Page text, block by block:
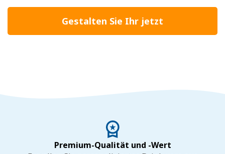
Gestalten Sie Ihr jetzt
Premium-Qualität und -Wert